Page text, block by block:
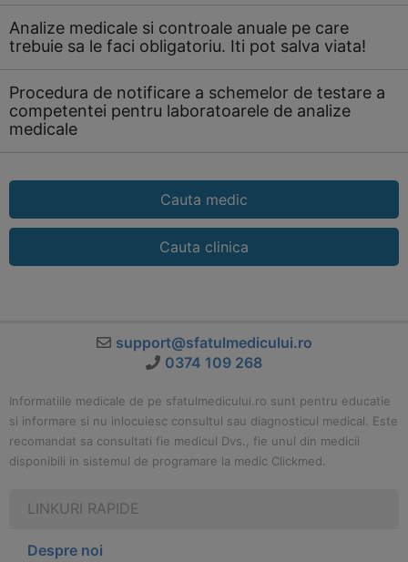
Analize medicale si controale anuale pe care
trebuie sa le faci obligatoriu. Iti pot salva viata!
Procedura de notificare a schemelor de testare a
competentei pentru laboratoarele de analize
medicale
Cauta medic
Cauta clinica
support@sfatulmedicului.ro
0374 109 268
Informatiile medicale de pe sfatulmedicului.ro sunt pentru educatie
si informare si nu inlocuiesc consultul sau diagnosticul medical. Este
recomandat sa consultati fie medicul Dvs., fie unul din medicii
disponibili in sistemul de programare la medic Clickmed.
LINKURI RAPIDE
Despre noi